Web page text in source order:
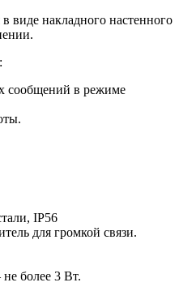
виде накладного настенного
сообщений в режиме
IP56
для громкой связи.
более 3 Вт.